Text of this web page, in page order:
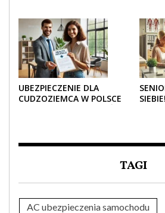
UBEZPIECZENIE DLA
CUDZOZIEMCA W POLSCE
TAGI
AC ubezpieczenia samochodu